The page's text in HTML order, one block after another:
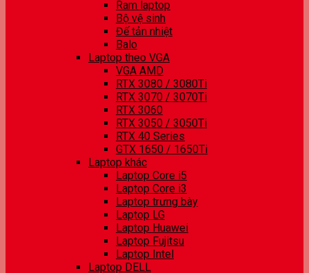
Ram laptop
Bộ vệ sinh
Đế tản nhiệt
Balo
Laptop theo VGA
VGA AMD
RTX 3080 / 3080Ti
RTX 3070 / 3070Ti
RTX 3060
RTX 3050 / 3050Ti
RTX 40 Series
GTX 1650 / 1650Ti
Laptop khác
Laptop Core i5
Laptop Core i3
Laptop trưng bày
Laptop LG
Laptop Huawei
Laptop Fujitsu
Laptop Intel
Laptop DELL